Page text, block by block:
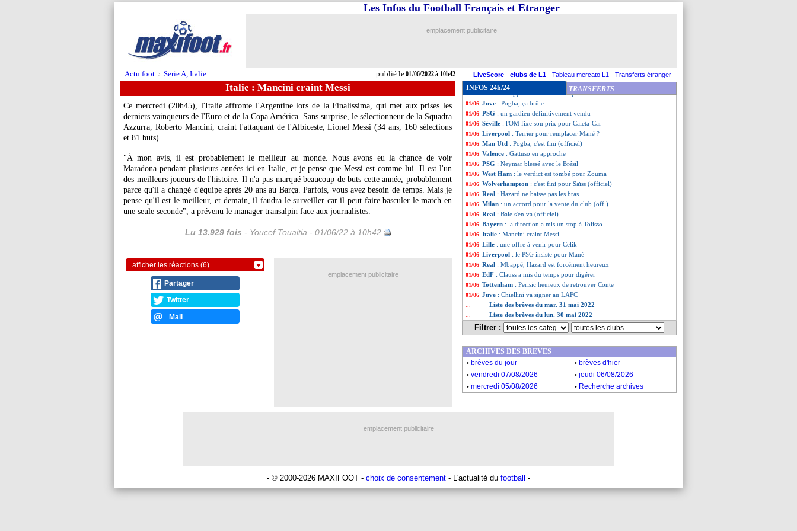
Actu foot > Serie A, Italie publié le01/06/2022 à 10h42
Les Infos du Football Français et Etranger
emplacement publicitaire
LiveScore - clubs de L1 - Tableau mercato L1 - Transferts étranger
Italie : Mancini craint Messi
Ce mercredi (20h45), l'Italie affronte l'Argentine lors de la Finalissima, qui met aux prises les
derniers vainqueurs de l'Euro et de la Copa América. Sans surprise, le sélectionneur de la Squadra
Azzurra, Roberto Mancini, craint l'attaquant de l'Albiceste, Lionel Messi (34 ans, 160 sélections
et 81 buts).
"À mon avis, il est probablement le meilleur au monde. Nous avons eu la chance de voir
Maradona pendant plusieurs années ici en Italie, et je pense que Messi est comme lui. Il est l'un
des meilleurs joueurs de l'histoire. Il n'a pas marqué beaucoup de buts cette année, probablement
parce qu'il a changé d'équipe après 20 ans au Barça. Parfois, vous avez besoin de temps. Mais je
pense qu'il est le meilleur, et demain, il faudra le surveiller car il peut faire basculer le match en
une seule seconde", a prévenu le manager transalpin face aux journalistes.
Lu 13.929 fois - Youcef Touaitia - 01/06/22 à 10h42
afficher les réactions (6)
Partager
Twitter
Mail
INFOS 24h/24 TRANSFERTS
01/06 Sondage MF: Mbappé à Paris, vous êtes heureux
01/06 Man Utd: Lingard, c'est terminé (officiel)
01/06 Barça
01/06 EdF: Tolisso n'abdique pas
01/06 Bayern: Gnabry vise le Real
: Mbappé félicite Benzema pour la C1
01/06 Juve : Pogba, ça brûle
01/06 PSG : un gardien définitivement vendu
01/06 Séville : l'OM fixe son prix pour Caleta-Car
01/06 Liverpool : Terrier pour remplacer Mané ?
01/06 Man Utd : Pogba, c'est fini (officiel)
01/06 Valence : Gattuso en approche
01/06 PSG : Neymar blessé avec le Brésil
01/06 West Ham : le verdict est tombé pour Zouma
01/06 Wolverhampton : c'est fini pour Saïss (officiel)
01/06 Real : Hazard ne baisse pas les bras
01/06 Milan : un accord pour la vente du club (off.)
01/06 Real : Bale s'en va (officiel)
01/06 Bayern : la direction a mis un stop à Tolisso
01/06 Italie : Mancini craint Messi
01/06 Lille : une offre à venir pour Celik
01/06 Liverpool : le PSG insiste pour Mané
01/06 Real : Mbappé, Hazard est forcément heureux
01/06 EdF : Clauss a mis du temps pour digérer
01/06 Tottenham : Perisic heureux de retrouver Conte
01/06 Juve : Chiellini va signer au LAFC
Liste des brèves du mar. 31 mai 2022
Liste des brèves du lun. 30 mai 2022
Filtrer :
emplacement publicitaire
ARCHIVES DES BREVES
. brèves du jour . brèves d'hier
. vendredi 07/08/2026 . jeudi 06/08/2026
. mercredi 05/08/2026 . Recherche archives
emplacement publicitaire
- © 2000-2026 MAXIFOOT - choix de consentement - L'actualité du football -